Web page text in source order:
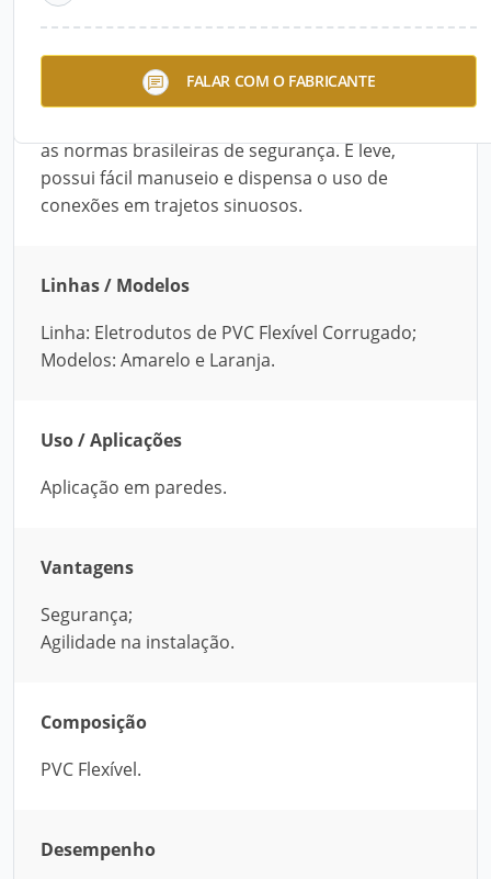
FALAR COM O FABRICANTE
Descrição do Produto
O eletroduto da linha “Eletrodutos de PVC
Flexível Corrugado”, da Petubos, está disponível
as normas brasileiras de segurança. É leve,
possui fácil manuseio e dispensa o uso de
conexões em trajetos sinuosos.
Linhas / Modelos
Linha: Eletrodutos de PVC Flexível Corrugado;
Modelos: Amarelo e Laranja.
Uso / Aplicações
Aplicação em paredes.
Vantagens
Segurança;
Agilidade na instalação.
Composição
PVC Flexível.
Desempenho